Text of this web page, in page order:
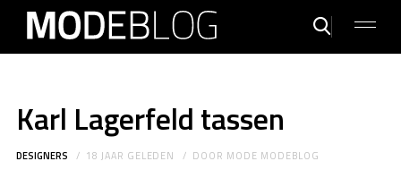
Karl Lagerfeld tassen
DESIGNERS 18 JAAR GELEDEN DOOR MODE MODEBLOG